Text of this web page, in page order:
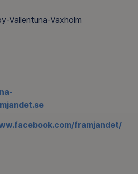
Vallentuna-Vaxholm
framjandet/